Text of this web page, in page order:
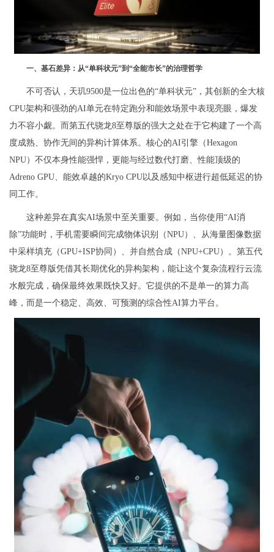
一、基石差异：从“单科状元”到“全能市长”的治理哲学
不可否认，天玑9500是一位出色的“单科状元”，其创新的全大核
CPU架构和强劲的AI单元在特定跑分和能效场景中表现亮眼，爆发
力不容小觑。而第五代骁龙8至尊版的强大之处在于它构建了一个高
度成熟、协作无间的异构计算体系。核心的AI引擎（Hexagon
NPU）不仅本身性能强悍，更能与经过数代打磨、性能顶级的
Adreno GPU、能效卓越的Kryo CPU以及感知中枢进行超低延迟的协
同工作。
这种差异在真实AI场景中至关重要。例如，当你使用“AI消
除”功能时，手机需要瞬间完成物体识别（NPU）、从海量图像数据
中采样填充（GPU+ISP协同）、并自然合成（NPU+CPU）。第五代
骁龙8至尊版凭借其长期优化的异构架构，能让这个复杂流程行云流
水般完成，确保最终效果既快又好。它提供的不是单一的算力高
峰，而是一个稳定、高效、可预测的综合性AI算力平台。